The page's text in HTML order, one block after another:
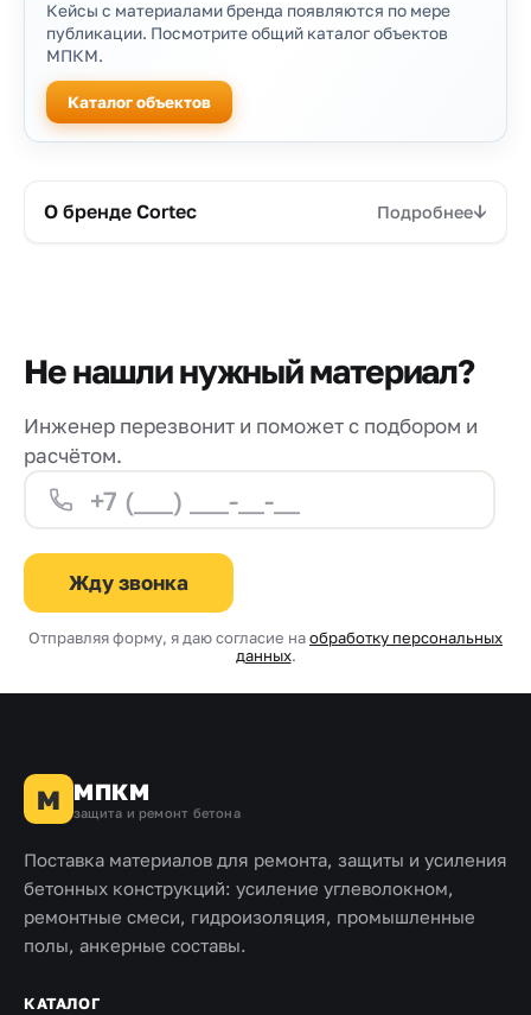
Кейсы с материалами бренда появляются по мере
публикации. Посмотрите общий каталог объектов
МПКМ.
Каталог объектов
Продукция бренда
О бренде Cortec Подробнее
Не нашли нужный материал?
Инженер перезвонит и поможет с подбором и
расчётом.
Жду звонка
Отправляя форму, я даю согласие наобработку персональных
данных.
М МПКМ
защита и ремонт бетона
Поставка материалов для ремонта, защиты и усиления
бетонных конструкций: усиление углеволокном,
ремонтные смеси, гидроизоляция, промышленные
полы, анкерные составы.
КАТАЛОГ